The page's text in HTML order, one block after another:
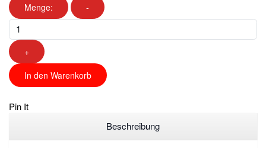
Menge: -
+
In den Warenkorb
Pin It
Beschreibung